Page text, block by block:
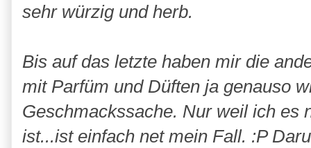
sehr würzig und herb.
Bis auf das letzte haben mir die
mit Parfüm und Düften ja genauso
Geschmackssache. Nur weil ich es
ist...ist einfach net mein Fall. :P